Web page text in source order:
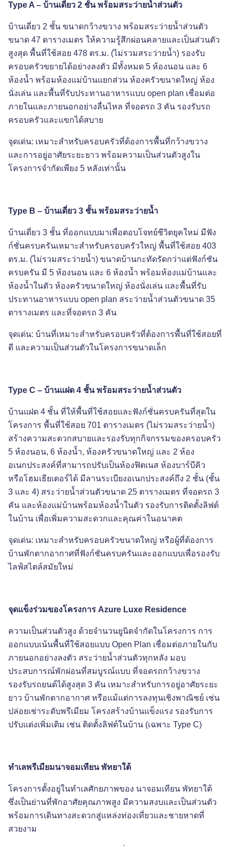
Type A – บ้านเดี่ยว 2 ชั้น พร้อมสระว่ายน้ำส่วนตัว
บ้านเดี่ยว 2 ชั้น ขนาดกว้างขวาง พร้อมสระว่ายน้ำส่วนตัว
ขนาด 47 ตารางเมตร ให้ความรู้สึกผ่อนคลายและเป็นส่วนตัว
สูงสุด พื้นที่ใช้สอย 478 ตร.ม. (ไม่รวมสระว่ายน้ำ) รองรับ
ครอบครัวขยายได้อย่างลงตัว มีทั้งหมด 5 ห้องนอน และ 6
ห้องน้ำ พร้อมห้องแม่บ้านแยกส่วน ห้องครัวขนาดใหญ่ ห้อง
นั่งเล่น และพื้นที่รับประทานอาหารแบบ open plan เชื่อมต่อ
ภายในและภายนอกอย่างลื่นไหล ที่จอดรถ 3 คัน รองรับรถ
ครอบครัวและแขกได้สบาย
จุดเด่น: เหมาะสำหรับครอบครัวที่ต้องการพื้นที่กว้างขวาง
และการอยู่อาศัยระยะยาว พร้อมความเป็นส่วนตัวสูงใน
โครงการจำกัดเพียง 5 หลังเท่านั้น
Type B – บ้านเดี่ยว 3 ชั้น พร้อมสระว่ายน้ำ
บ้านเดี่ยว 3 ชั้น ที่ออกแบบมาเพื่อตอบโจทย์ชีวิตยุคใหม่ มีฟัง
ก์ชั่นครบครันเหมาะสำหรับครอบครัวใหญ่ พื้นที่ใช้สอย 403
ตร.ม. (ไม่รวมสระว่ายน้ำ) ขนาดบ้านกะทัดรัดกว่าแต่ฟังก์ชัน
ครบครัน มี 5 ห้องนอน และ 6 ห้องน้ำ พร้อมห้องแม่บ้านและ
ห้องน้ำในตัว ห้องครัวขนาดใหญ่ ห้องนั่งเล่น และพื้นที่รับ
ประทานอาหารแบบ open plan สระว่ายน้ำส่วนตัวขนาด 35
ตารางเมตร และที่จอดรถ 3 คัน
จุดเด่น: บ้านที่เหมาะสำหรับครอบครัวที่ต้องการพื้นที่ใช้สอยที่
ดี และความเป็นส่วนตัวในโครงการขนาดเล็ก
Type C – บ้านแฝด 4 ชั้น พร้อมสระว่ายน้ำส่วนตัว
บ้านแฝด 4 ชั้น ที่ให้พื้นที่ใช้สอยและฟังก์ชั่นครบครันที่สุดใน
โครงการ พื้นที่ใช้สอย 701 ตารางเมตร (ไม่รวมสระว่ายน้ำ)
สร้างความสะดวกสบายและรองรับทุกกิจกรรมของครอบครัว
5 ห้องนอน, 6 ห้องน้ำ, ห้องครัวขนาดใหญ่ และ 2 ห้อง
อเนกประสงค์ที่สามารถปรับเป็นห้องฟิตเนส ห้องบาร์บีคิว
หรือโฮมเธียเตอร์ได้ มีลานระเบียงอเนกประสงค์ถึง 2 ชั้น (ชั้น
3 และ 4) สระว่ายน้ำส่วนตัวขนาด 25 ตารางเมตร ที่จอดรถ 3
คัน และห้องแม่บ้านพร้อมห้องน้ำในตัว รองรับการติดตั้งลิฟต์
ในบ้าน เพื่อเพิ่มความสะดวกและคุณค่าในอนาคต
จุดเด่น: เหมาะสำหรับครอบครัวขนาดใหญ่ หรือผู้ที่ต้องการ
บ้านพักตากอากาศที่ฟังก์ชันครบครันและออกแบบเพื่อรองรับ
ไลฟ์สไตล์สมัยใหม่
จุดแข็งร่วมของโครงการ Azure Luxe Residence
ความเป็นส่วนตัวสูง ด้วยจำนวนยูนิตจำกัดในโครงการ การ
ออกแบบเน้นพื้นที่ใช้สอยแบบ Open Plan เชื่อมต่อภายในกับ
ภายนอกอย่างลงตัว สระว่ายน้ำส่วนตัวทุกหลัง มอบ
ประสบการณ์พักผ่อนที่สมบูรณ์แบบ ที่จอดรถกว้างขวาง
รองรับรถยนต์ได้สูงสุด 3 คัน เหมาะสำหรับการอยู่อาศัยระยะ
ยาว บ้านพักตากอากาศ หรือแม้แต่การลงทุนเชิงพาณิชย์ เช่น
ปล่อยเช่าระดับพรีเมียม โครงสร้างบ้านแข็งแรง รองรับการ
ปรับแต่งเพิ่มเติม เช่น ติดตั้งลิฟต์ในบ้าน (เฉพาะ Type C)
ทำเลพรีเมียมนาจอมเทียน พัทยาใต้
โครงการตั้งอยู่ในทำเลศักยภาพของ นาจอมเทียน พัทยาใต้
ซึ่งเป็นย่านที่พักอาศัยคุณภาพสูง มีความสงบและเป็นส่วนตัว
พร้อมการเดินทางสะดวกสู่แหล่งท่องเที่ยวและชายหาดที่
สวยงาม